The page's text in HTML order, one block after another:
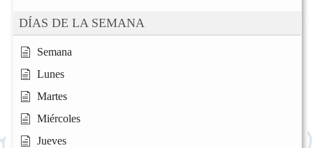
DÍAS DE LA SEMANA
Semana
Lunes
Martes
Miércoles
Jueves